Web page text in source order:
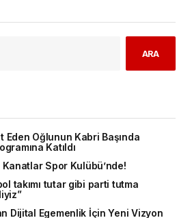
ARA
Eden Oğlunun Kabri Başında
Katıldı
Kanatlar Spor Kulübü’nde!
takımı tutar gibi parti tutma
Dijital Egemenlik İçin Yeni Vizyon